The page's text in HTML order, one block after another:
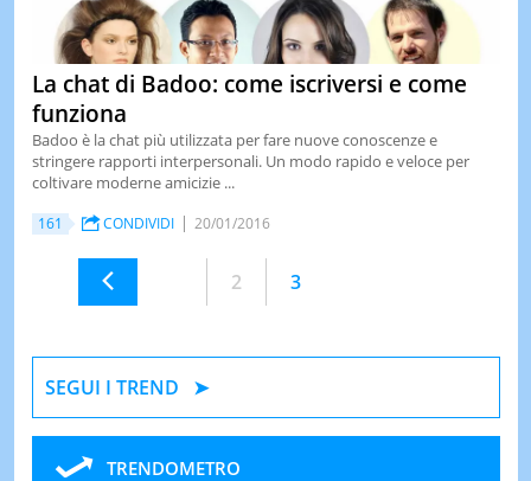
La chat di Badoo: come iscriversi e come
funziona
Badoo è la chat più utilizzata per fare nuove conoscenze e
stringere rapporti interpersonali. Un modo rapido e veloce per
coltivare moderne amicizie ...
161 CONDIVIDI 20/01/2016
2 3
SEGUI I TREND
TRENDOMETRO